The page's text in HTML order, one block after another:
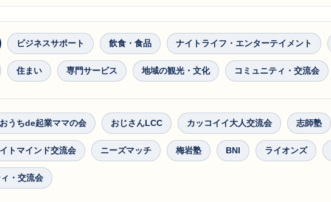
ビジネスサポート 飲食・食品 ナイトライフ・エンターテイメント
住まい 専門サービス 地域の観光・文化 コミュニティ・交流会
おうちde起業ママの会 おじさんLCC カッコイイ大人交流会 志師塾
トマインド交流会 ニーズマッチ 梅岩塾 BNI ライオンズ
・交流会